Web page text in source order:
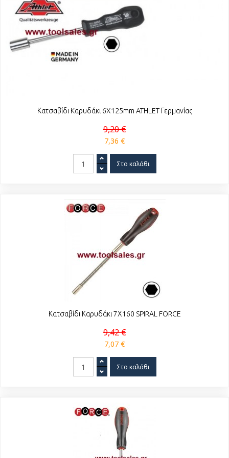
Κατσαβίδι Kαρυδάκι 6X125mm ATHLET Γερμανίας
9,20 €
7,36 €
Κατσαβίδι Καρυδάκι 7Χ160 SPIRAL FORCE
9,42 €
7,07 €